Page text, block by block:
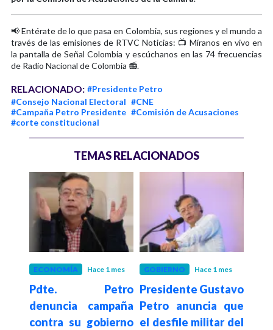
📢 Entérate de lo que pasa en Colombia, sus regiones y el mundo a
través de las emisiones de RTVC Noticias: 📺 Míranos en vivo en
la pantalla de Señal Colombia y escúchanos en las 74 frecuencias
de Radio Nacional de Colombia 📻.
RELACIONADO: #Presidente Petro
#Consejo Nacional Electoral #CNE
#Campaña Petro Presidente #Comisión de Acusaciones
#corte constitucional
TEMAS RELACIONADOS
ECONOMÍA Hace 1 mes
Pdte. Petro
denuncia campaña
contra su gobierno
GOBIERNO Hace 1 mes
Presidente Gustavo
Petro anuncia que
el desfile militar del